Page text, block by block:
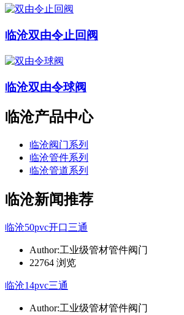
临沧双由令止回阀
临沧双由令球阀
临沧产品中心
临沧阀门系列
临沧管件系列
临沧管道系列
临沧新闻推荐
临沧50pvc开口三通
Author:工业级管材管件阀门
22764 浏览
临沧14pvc三通
Author:工业级管材管件阀门